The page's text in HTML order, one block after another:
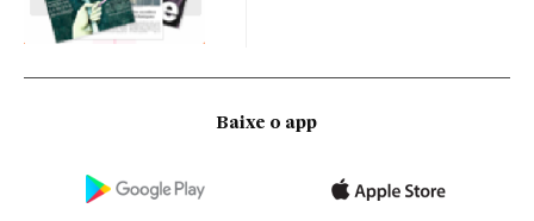
Baixe o app